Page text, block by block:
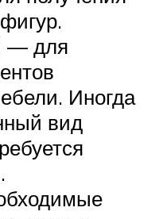
— для
Иногда
вид